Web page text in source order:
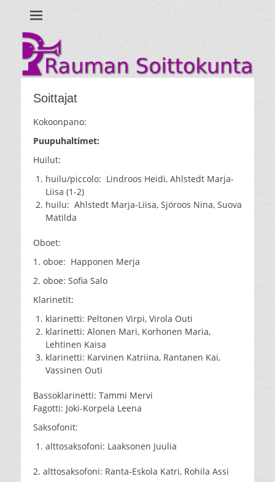
Soittajat
Kokoonpano:
Puupuhaltimet:
Huilut:
huilu/piccolo: Lindroos Heidi, Ahlstedt Marja-
Liisa (1-2)
huilu: Ahlstedt Marja-Liisa, Sjöroos Nina, Suova
Matilda
Oboet:
1. oboe: Happonen Merja
2. oboe: Sofia Salo
Klarinetit:
klarinetti: Peltonen Virpi, Virola Outi
klarinetti: Alonen Mari, Korhonen Maria,
Lehtinen Kaisa
klarinetti: Karvinen Katriina, Rantanen Kai,
Vassinen Outi
Bassoklarinetti: Tammi Mervi
Fagotti: Joki-Korpela Leena
Saksofonit:
alttosaksofoni: Laaksonen Juulia
2. alttosaksofoni: Ranta-Eskola Katri, Rohila Assi